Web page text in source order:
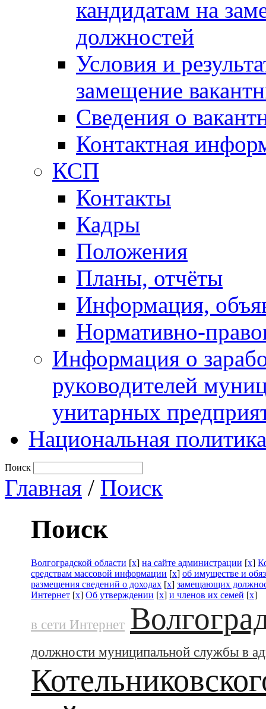
кандидатам на
должностей
Условия и
замещение
Сведения о
Контактная
КСП
Контакты
Кадры
Положения
Планы, отчёты
Информация,
Нормативно-
Информация о
руководителей
унитарных
Национальная политика
Поиск
Главная / Поиск
Поиск
Волгоградской области [x] на сайте администрации [x]
средствам массовой информации [x] об имуществе и
размещения сведений о доходах [x] замещающих
Интернет [x] Об утверждении [x] и членов их семей [x]
в сети Интернет
должности муниципальной службы в